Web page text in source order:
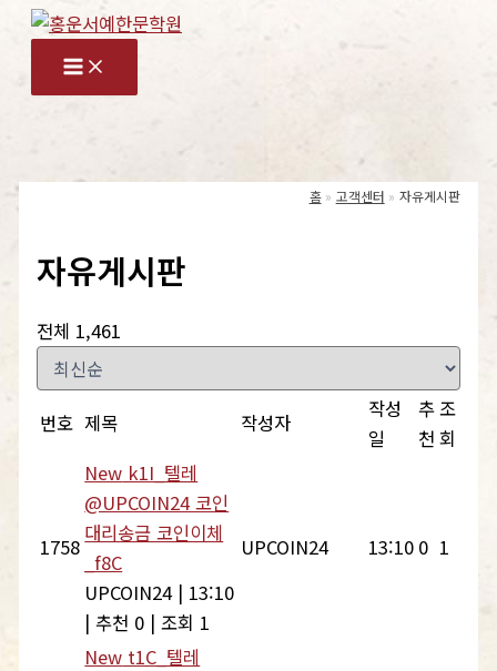
홈 고객센터 자유게시판
자유게시판
전체 1,461
번호 제목 작성자
작성
일
추
천
조
회
1758
New k1I_텔레
@UPCOIN24 코인
대리송금 코인이체
_f8C
UPCOIN24 | 13:10
| 추천 0 | 조회 1
UPCOIN24 13:10 0 1
New t1C_텔레